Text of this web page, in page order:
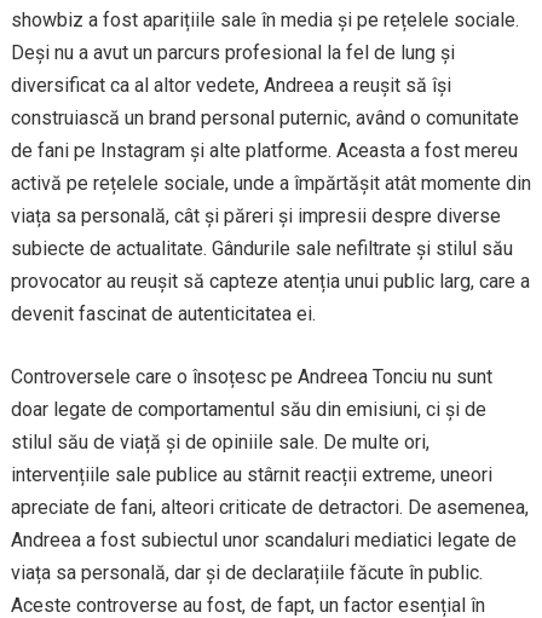
showbiz a fost aparițiile sale în media și pe rețelele sociale.
Deși nu a avut un parcurs profesional la fel de lung și
diversificat ca al altor vedete, Andreea a reușit să își
construiască un brand personal puternic, având o comunitate
de fani pe Instagram și alte platforme. Aceasta a fost mereu
activă pe rețelele sociale, unde a împărtășit atât momente din
viața sa personală, cât și păreri și impresii despre diverse
subiecte de actualitate. Gândurile sale nefiltrate și stilul său
provocator au reușit să capteze atenția unui public larg, care a
devenit fascinat de autenticitatea ei.
Controversele care o însoțesc pe Andreea Tonciu nu sunt
doar legate de comportamentul său din emisiuni, ci și de
stilul său de viață și de opiniile sale. De multe ori,
intervențiile sale publice au stârnit reacții extreme, uneori
apreciate de fani, alteori criticate de detractori. De asemenea,
Andreea a fost subiectul unor scandaluri mediatici legate de
viața sa personală, dar și de declarațiile făcute în public.
Aceste controverse au fost, de fapt, un factor esențial în